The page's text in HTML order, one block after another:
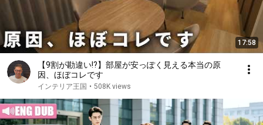
17:58
【9割が勘違い!?】部屋が安っぽく見える本当の原
因、ほぼコレです
インテリア王国 • 508K views